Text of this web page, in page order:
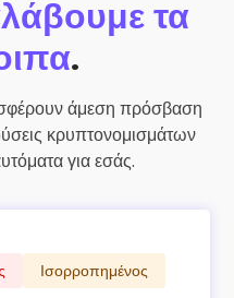
τα
.
άμεση πρόσβαση
κρυπτονομισμάτων
για εσάς.
Ισορροπημένος